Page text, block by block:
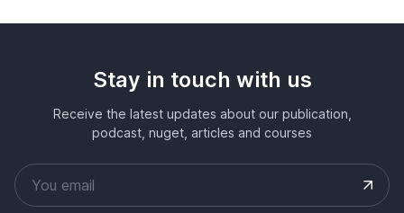
Stay in touch with us
Receive the latest updates about our publication,
podcast, nuget, articles and courses